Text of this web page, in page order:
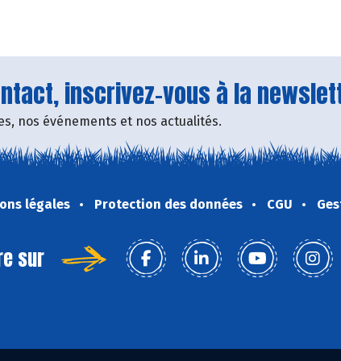
inscrivez-vous à la
nos événements et nos actualités.
légales Protection des données CGU
sur